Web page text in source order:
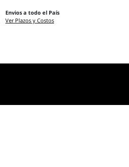
Envios a todo el País
Ver Plazos y Costos